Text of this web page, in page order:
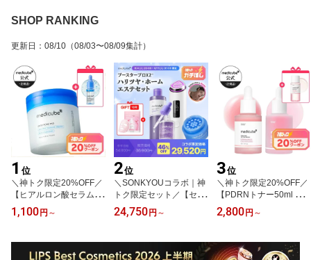
SHOP RANKING
更新日 ： 08/10 （08/03〜08/09集計）
1 位
＼神トク限定20%OFF／
【ヒアルロン酸セラム10
ml GIFT】ゼロ毛穴パッ
ド（ ゼロ毛穴パッドマイ
ド メディキューブ medic
ube 韓国コスメ 毛穴 角
1,100 円 ～
2位
＼SONKYOUコラボ｜神
トク限定セット／【セッ
ト・単品】ブースタープ
ロX2 / ブースタープロ
スメ 韓国エステ 美顔器
美容家電 美容機器 ホー
24,750 円 ～
3位
＼神トク限定20%OFF／
【PDRNトナー50ml GIF
T】PDRN ピンクアンプ
ル 30ml（ メディキュー
トラブル跡 サーモン ト
ラブル ハリ トーニング
2,800 円 ～